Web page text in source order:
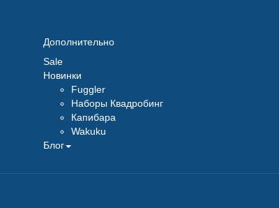
Дополнительно
Sale
Новинки
Fuggler
Наборы Квадробинг
Капибара
Wakuku
Блог